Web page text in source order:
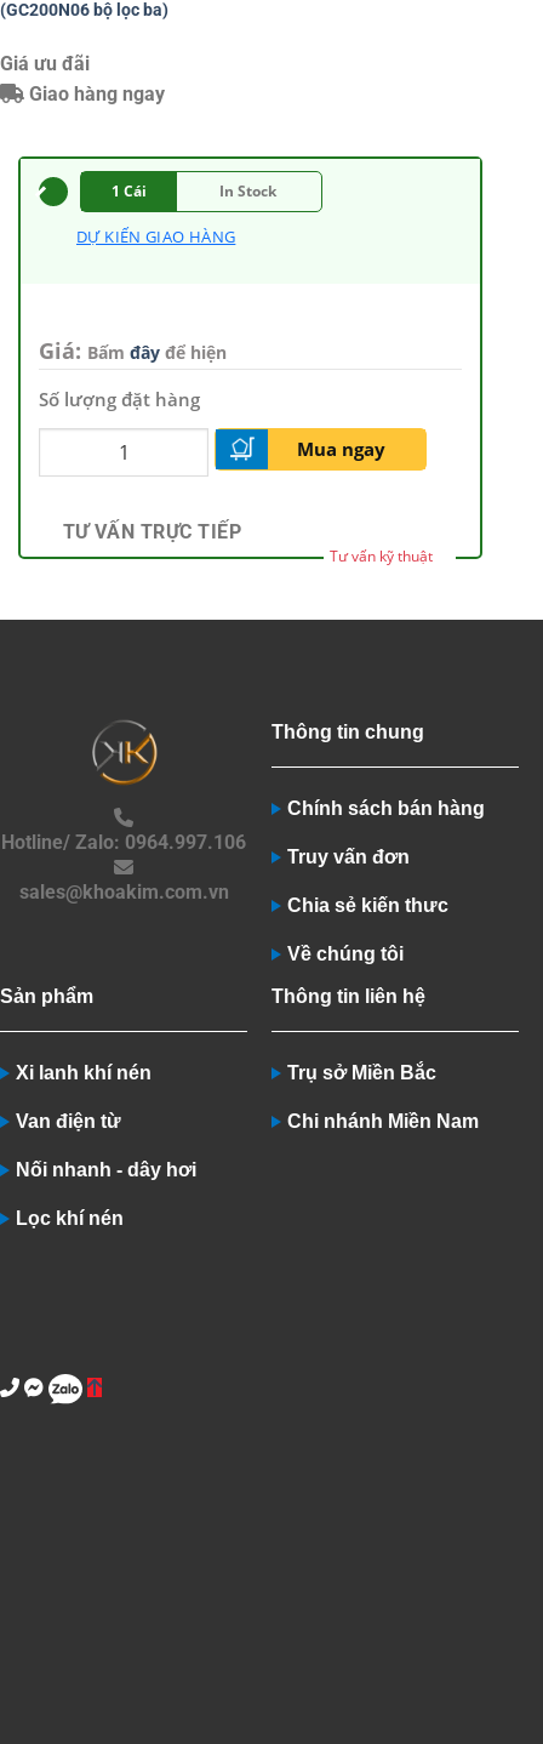
(GC200N06 bộ lọc ba)
Giá ưu đãi
Giao hàng ngay
1 Cái In Stock
DỰ KIẾN GIAO HÀNG
Giá: Bấm đây để hiện
Số lượng đặt hàng
Mua ngay
TƯ VẤN TRỰC TIẾP
Tư vấn kỹ thuật
Hotline/ Zalo: 0964.997.106
sales@khoakim.com.vn
Thông tin chung
Chính sách bán hàng
Truy vấn đơn
Chia sẻ kiến thưc
Về chúng tôi
Sản phẩm
Xi lanh khí nén
Van điện từ
Nối nhanh - dây hơi
Lọc khí nén
Thông tin liên hệ
Trụ sở Miền Bắc
Chi nhánh Miền Nam